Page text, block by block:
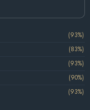
(93%)
(83%)
(93%)
(90%)
(93%)